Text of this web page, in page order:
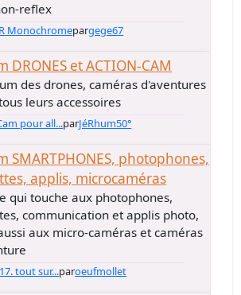
reflex
Monochromepargege67
DRONES et ACTION-CAM
des drones, caméras d'aventures
leurs accessoires
pour all...parJéRhum50°
SMARTPHONES, photophones,
applis, microcaméras
qui touche aux photophones,
communication et applis photo,
aux micro-caméras et caméras
tout sur...paroeufmollet